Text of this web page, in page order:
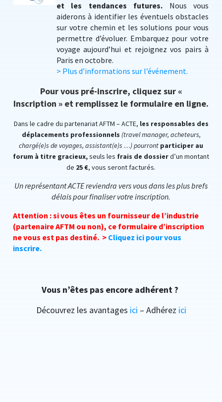
et les tendances futures. Nous vous
aiderons à identifier les éventuels obstacles
sur votre chemin et les solutions pour vous
permettre d’évoluer. Embarquez pour votre
voyage aujourd’hui et rejoignez vos pairs à
Paris en octobre.
> Plus d’informations sur l’événement.
Pour vous pré-inscrire, cliquez sur«
Inscription » et remplissez le formulaire en ligne.
Dans le cadre du partenariat AFTM – ACTE, les responsables des
déplacements professionnels (travel manager, acheteurs,
chargé(e)s de voyages, assistant(e)s …) pourront participer au
forum à titre gracieux,seuls les frais de dossierd’un montant
de 25 €, vous seront facturés.
Un représentant ACTE reviendra vers vous dans les plus brefs
délais pour finaliser votre inscription.
Attention : si vous êtes un fournisseur de l’industrie
(partenaire AFTM ou non), ce formulaire d’inscription
ne vous est pas destiné. > Cliquez ici pour vous
inscrire.
Vous n’êtes pas encore adhérent ?
Découvrez les avantages ici – Adhérez ici